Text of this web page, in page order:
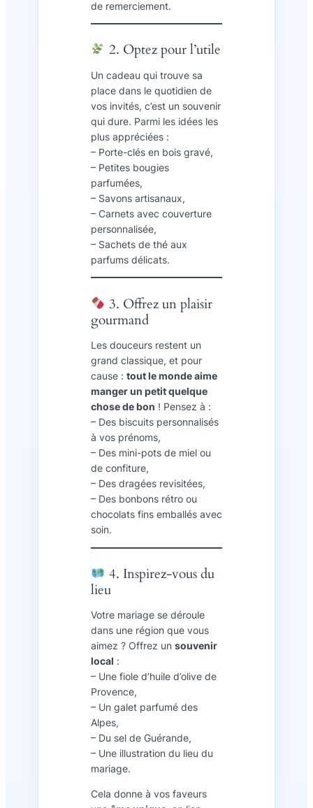
de remerciement.
2. Optez pour l’utile
Un cadeau qui trouve sa
place dans le quotidien de
vos invités, c’est un souvenir
qui dure. Parmi les idées les
plus appréciées :
– Porte-clés en bois gravé,
– Petites bougies
parfumées,
– Savons artisanaux,
– Carnets avec couverture
personnalisée,
– Sachets de thé aux
parfums délicats.
3. Offrez un plaisir
gourmand
Les douceurs restent un
grand classique, et pour
cause : tout le monde aime
manger un petit quelque
chose de bon ! Pensez à :
– Des biscuits personnalisés
à vos prénoms,
– Des mini-pots de miel ou
de confiture,
– Des dragées revisitées,
– Des bonbons rétro ou
chocolats fins emballés avec
soin.
4. Inspirez-vous du
lieu
Votre mariage se déroule
dans une région que vous
aimez ? Offrez un souvenir
local :
– Une fiole d’huile d’olive de
Provence,
– Un galet parfumé des
Alpes,
– Du sel de Guérande,
– Une illustration du lieu du
mariage.
Cela donne à vos faveurs